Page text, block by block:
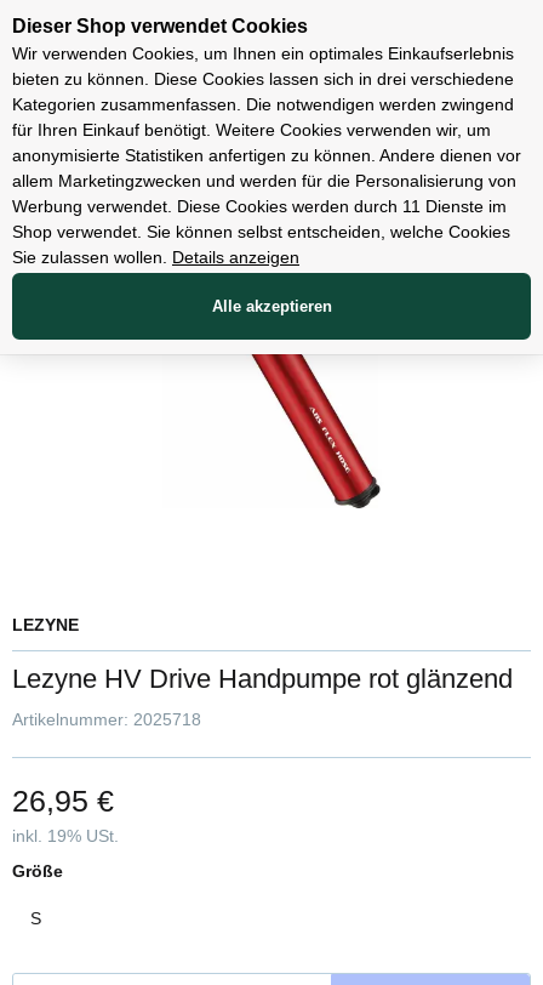
Unsere Filialen
Zubehör
LEZYNE
Lezyne HV Drive Handpumpe rot glänzend
Artikelnummer: 2025718
26,95 €
inkl. 19% USt.
Größe
S
Dieser Shop verwendet Cookies
Wir verwenden Cookies, um Ihnen ein optimales Einkaufserlebnis
bieten zu können. Diese Cookies lassen sich in drei verschiedene
Kategorien zusammenfassen. Die notwendigen werden zwingend
für Ihren Einkauf benötigt. Weitere Cookies verwenden wir, um
anonymisierte Statistiken anfertigen zu können. Andere dienen vor
allem Marketingzwecken und werden für die Personalisierung von
Werbung verwendet. Diese Cookies werden durch 11 Dienste im
Shop verwendet. Sie können selbst entscheiden, welche Cookies
Sie zulassen wollen.
Details anzeigen
Alle akzeptieren